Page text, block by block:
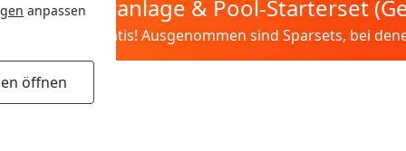
anpassen
öffnen
Sandfilteranlage & Pool-Starterset
Filter&Pflege gratis! Ausgenommen sind Sparsets, bei